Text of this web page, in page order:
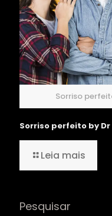
Sorriso
Sorriso perfeito by
Leia mais
Pesquisar